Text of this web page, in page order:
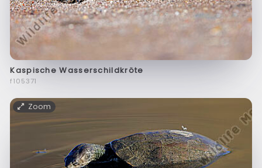
Kaspische Wasserschildkröte
f105371
Zoom